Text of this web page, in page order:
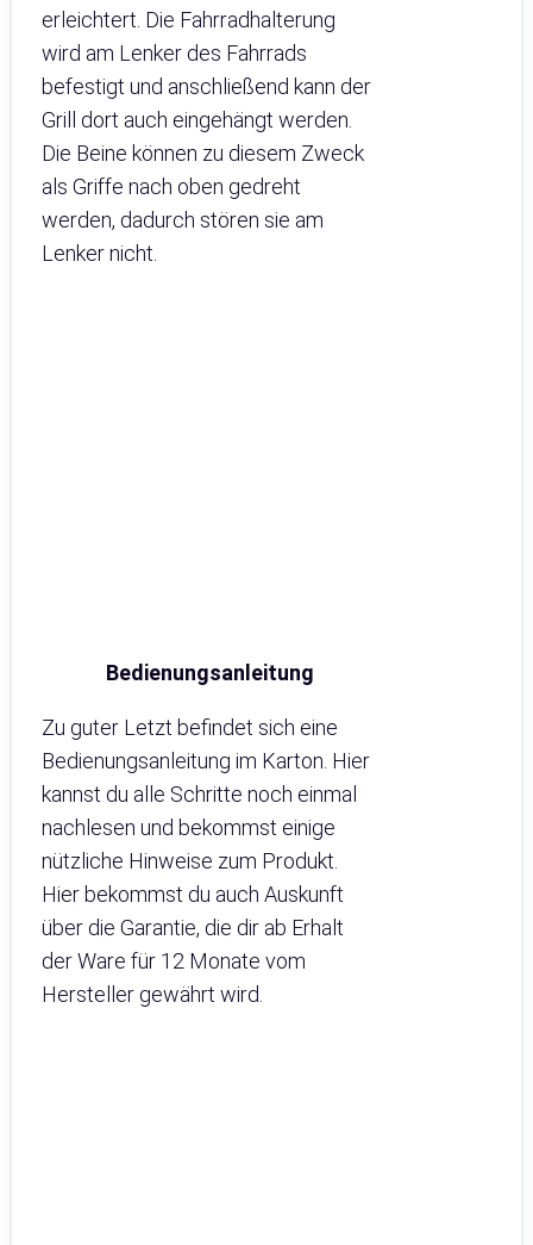
erleichtert. Die Fahrradhalterung
wird am Lenker des Fahrrads
befestigt und anschließend kann der
Grill dort auch eingehängt werden.
Die Beine können zu diesem Zweck
als Griffe nach oben gedreht
werden, dadurch stören sie am
Lenker nicht.
Bedienungsanleitung
Zu guter Letzt befindet sich eine
Bedienungsanleitung im Karton. Hier
kannst du alle Schritte noch einmal
nachlesen und bekommst einige
nützliche Hinweise zum Produkt.
Hier bekommst du auch Auskunft
über die Garantie, die dir ab Erhalt
der Ware für 12 Monate vom
Hersteller gewährt wird.